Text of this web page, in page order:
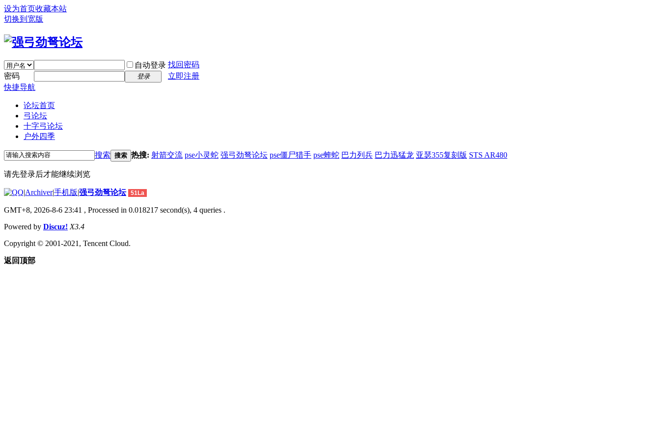
设为首页收藏本站
切换到宽版
自动登录 找回密码
密码
登录
立即注册
快捷导航
论坛首页
弓论坛
十字弓论坛
户外四季
搜索 搜索 热搜: 射箭交流 pse小灵蛇 强弓劲弩论坛 pse僵尸猎手 pse蝰蛇 巴力列兵 巴力迅猛龙 亚瑟355复刻版 STS AR480
请先登录后才能继续浏览
|Archiver|手机版|强弓劲弩论坛 51La
GMT+8, 2026-8-6 23:41 , Processed in 0.018217 second(s), 4 queries .
Powered by Discuz! X3.4
Copyright © 2001-2021, Tencent Cloud.
返回顶部